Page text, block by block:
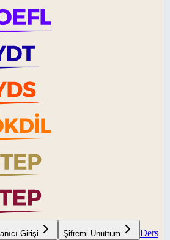
Girişi Şifremi Unuttum
Ders